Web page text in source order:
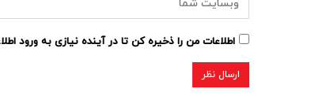
اطلاعات من را ذخیره کن تا در آینده نیازی به ورود